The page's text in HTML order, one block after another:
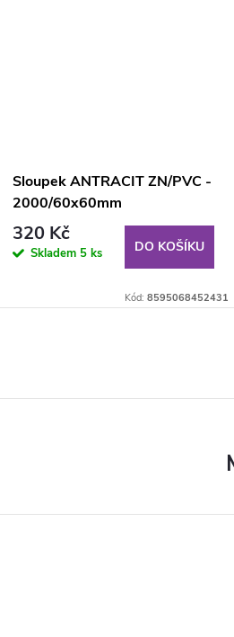
Sloupek ANTRACIT ZN/PVC -
2000/60x60mm
320 Kč
Skladem 5 ks DO KOŠÍKU
Kód: 8595068452431